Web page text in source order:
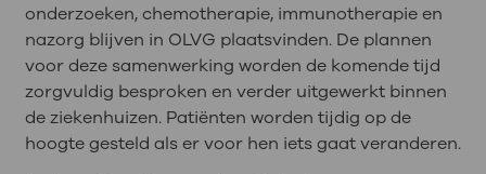
onderzoeken, chemotherapie, immunotherapie en
nazorg blijven in OLVG plaatsvinden. De plannen
voor deze samenwerking worden de komende tijd
zorgvuldig besproken en verder uitgewerkt binnen
de ziekenhuizen. Patiënten worden tijdig op de
hoogte gesteld als er voor hen iets gaat veranderen.